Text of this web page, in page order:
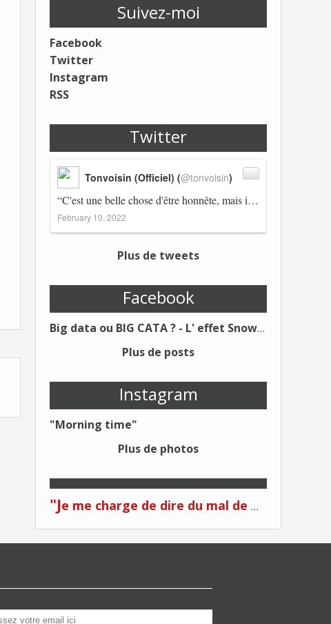
Suivez-moi
Facebook
Twitter
Instagram
RSS
Twitter
“C'est une belle chose d'être honnête, mais il est également important d'avoir raison.” Winston Churchill Réplico…
Tonvoisin (Officiel) (@tonvoisin)
February 10, 2022
Plus de tweets
Facebook
Big data ou BIG CATA ? - L' effet Snowden - Editions Kawa - Un Éditeur différent !
Plus de posts
Instagram
"Morning time"
Plus de photos
"Je me charge de dire du mal de moi... Quand on me critique... C'est du plagiat ! "